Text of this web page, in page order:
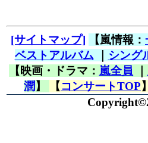
[サイトマップ] 【嵐情報：
ベストアルバム｜ シング
【映画・ドラマ： 嵐全員
潤 】 【コンサートTOP